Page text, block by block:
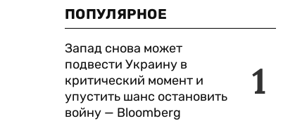
ПОПУЛЯРНОЕ
1
Запад снова может
подвести Украину в
критический момент и
упустить шанс остановить
войну — Bloomberg